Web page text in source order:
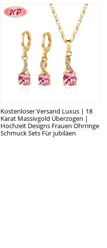
Kostenloser Versand Luxus | 18
Karat Massivgold Überzogen |
Hochzeit Designs Frauen Ohrringe
Schmuck Sets Für jubiläen